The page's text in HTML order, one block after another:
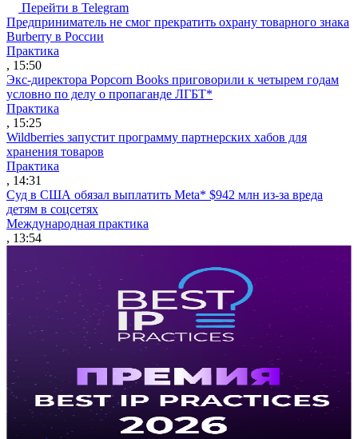
Перейти в Telegram
Предприниматель не смог прекратить охрану товарного знака
Burberry в России
Практика
, 15:50
Экс-директора Popcorn Books приговорили к четырем годам
условно по делу о пропаганде ЛГБТ*
Практика
, 15:25
Wildberries запустит программу партнерских хабов для
хранения товаров
Практика
, 14:31
Суд в США обязал выплатить Meta* $942 млн из-за вреда
детям в соцсетях
Международная практика
, 13:54